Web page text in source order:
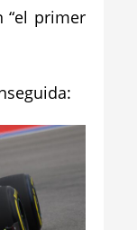
“el primer